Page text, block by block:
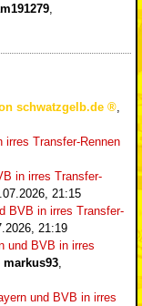
,
schwatzgelb.de
irres Transfer-Rennen
in irres Transfer-
21:15
BVB in irres Transfer-
21:19
und BVB in irres
markus93
und BVB in irres